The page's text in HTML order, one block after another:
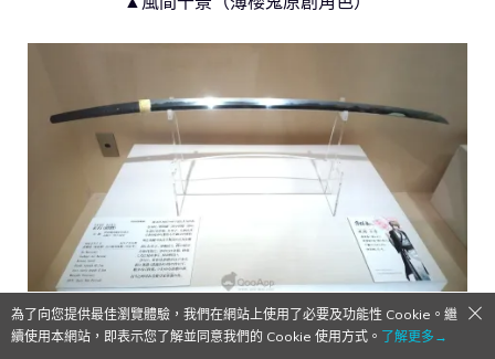
▲正行(清麿)
為了向您提供最佳瀏覽體驗，我們在網站上使用了必要及功能性 Cookie。繼
續使用本網站，即表示您了解並同意我們的 Cookie 使用方式。 了解更多→